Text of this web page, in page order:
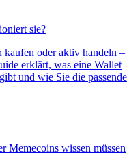
sie?
oder aktiv handeln –
erklärt, was eine Wallet
und wie Sie die passende
Memecoins wissen müssen